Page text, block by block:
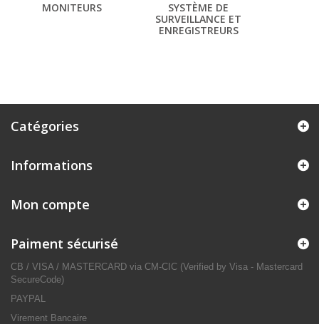
MONITEURS
SYSTÈME DE
SURVEILLANCE ET
ENREGISTREURS
Catégories
Informations
Mon compte
Paiment sécurisé
CB / VISA / MASTERCARD via CM-CIC (Verified by Visa - Mastercard
SecureCode)
PAYPAL
Virement Bancaire